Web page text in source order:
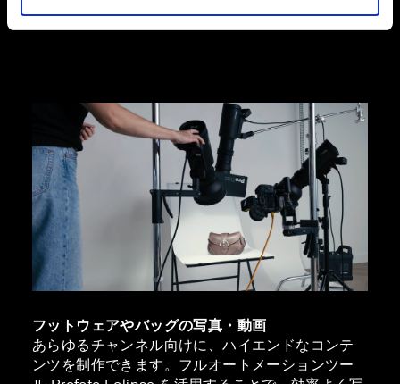
フットウェアやバッグの写真・動画
あらゆるチャンネル向けに、ハイエンドなコンテ
ンツを制作できます。フルオートメーションツー